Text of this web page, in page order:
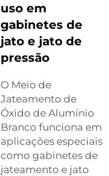
uso em
gabinetes de
jato e jato de
pressão
O Meio de
Jateamento de
Óxido de Alumínio
Branco funciona em
aplicações especiais
como gabinetes de
jateamento e jato